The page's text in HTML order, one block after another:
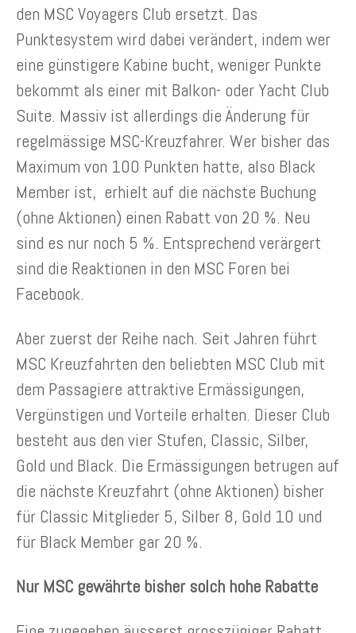
den MSC Voyagers Club ersetzt. Das
Punktesystem wird dabei verändert, indem wer
eine günstigere Kabine bucht, weniger Punkte
bekommt als einer mit Balkon- oder Yacht Club
Suite. Massiv ist allerdings die Änderung für
regelmässige MSC-Kreuzfahrer. Wer bisher das
Maximum von 100 Punkten hatte, also Black
Member ist, erhielt auf die nächste Buchung
(ohne Aktionen) einen Rabatt von 20 %. Neu
sind es nur noch 5 %. Entsprechend verärgert
sind die Reaktionen in den MSC Foren bei
Facebook.
Aber zuerst der Reihe nach. Seit Jahren führt
MSC Kreuzfahrten den beliebten MSC Club mit
dem Passagiere attraktive Ermässigungen,
Vergünstigen und Vorteile erhalten. Dieser Club
besteht aus den vier Stufen, Classic, Silber,
Gold und Black. Die Ermässigungen betrugen auf
die nächste Kreuzfahrt (ohne Aktionen) bisher
für Classic Mitglieder 5, Silber 8, Gold 10 und
für Black Member gar 20 %.
Nur MSC gewährte bisher solch hohe Rabatte